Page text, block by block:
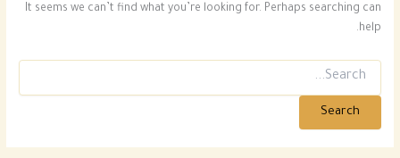
It seems we can’t find what you’re looking for. Perhaps searching can
help.
Search